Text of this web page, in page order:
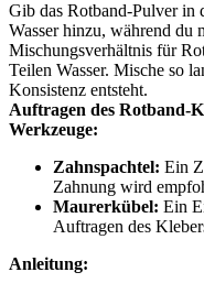
Gib das Rotband-Pulver in
Wasser hinzu, während du
Mischungsverhältnis für
Teilen Wasser. Mische so
Konsistenz entsteht.
Auftragen des Rotband-
Werkzeuge:
Zahnspachtel: Ein
Zahnung wird
Maurerkübel: Ein
Auftragen des
Anleitung: